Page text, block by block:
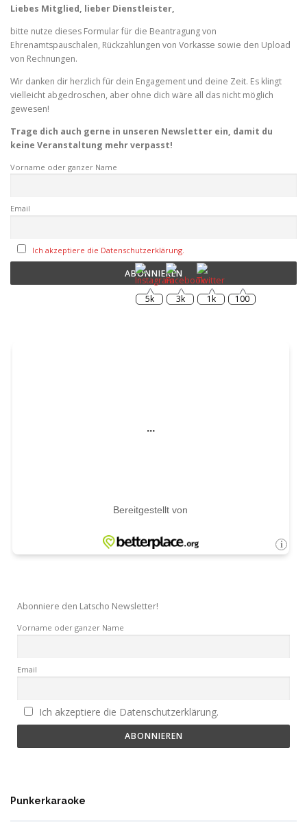
Liebes Mitglied, lieber Dienstleister,
bitte nutze dieses Formular für die Beantragung von
Ehrenamtspauschalen, Rückzahlungen von Vorkasse sowie den Upload
von Rechnungen.
Wir danken dir herzlich für dein Engagement und deine Zeit. Es klingt
vielleicht abgedroschen, aber ohne dich wäre all das nicht möglich
gewesen!
Trage dich auch gerne in unseren Newsletter ein, damit du
keine Veranstaltung mehr verpasst!
Vorname oder ganzer Name
Email
Ich akzeptiere die Datenschutzerklärung.
Abonniere den Latscho Newsletter!
Vorname oder ganzer Name
Email
Ich akzeptiere die Datenschutzerklärung.
Punkerkaraoke
5k 3k 1k 100